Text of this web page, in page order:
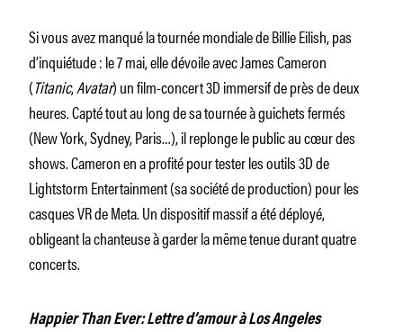
Si vous avez manqué la tournée mondiale de Billie Eilish, pas
d’inquiétude : le 7 mai, elle dévoile avec James Cameron
(Titanic,Avatar) un film-concert 3D immersif de près de deux
heures. Capté tout au long de sa tournée à guichets fermés
(New York, Sydney, Paris…), il replonge le public au cœur des
shows. Cameron en a profité pour tester les outils 3D de
Lightstorm Entertainment (sa société de production) pour les
casques VR de Meta. Un dispositif massif a été déployé,
obligeant la chanteuse à garder la même tenue durant quatre
concerts.
Happier Than Ever: Lettre d’amour à Los Angeles